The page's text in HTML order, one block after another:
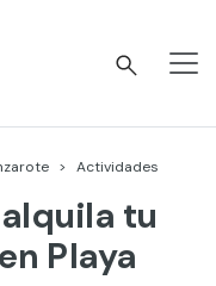
Actividades
tu
Playa